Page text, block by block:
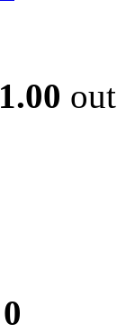
1.00 out
0